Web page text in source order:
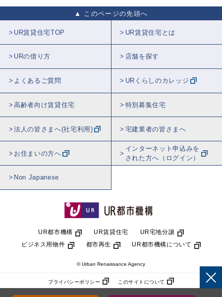
このページの先頭へ
UR賃貸住宅TOP UR賃貸住宅とは
URの借り方 店舗を探す
よくあるご質問 URくらしのカレッジ
高齢者向け賃貸住宅 特別募集住宅
法人の皆さまへ(社宅利用) 宅建業者の皆さまへ
お住まいの方へ
インターネット申込みを
された方へ（ログイン）
Non Japanese
UR都市機構 UR賃貸住宅
UR宅地分譲
ビジネス用物件
都市再生 UR都市機構について
© Urban Renaissance Agency
プライバシーポリシー このサイトについて